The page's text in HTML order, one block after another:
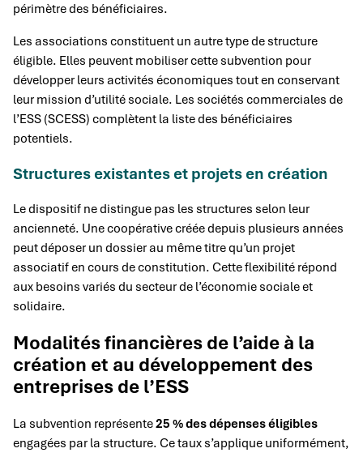
périmètre des bénéficiaires.
Les associations constituent un autre type de structure
éligible. Elles peuvent mobiliser cette subvention pour
développer leurs activités économiques tout en conservant
leur mission d’utilité sociale. Les sociétés commerciales de
l’ESS (SCESS) complètent la liste des bénéficiaires
potentiels.
Structures existantes et projets en création
Le dispositif ne distingue pas les structures selon leur
ancienneté. Une coopérative créée depuis plusieurs années
peut déposer un dossier au même titre qu’un projet
associatif en cours de constitution. Cette flexibilité répond
aux besoins variés du secteur de l’économie sociale et
solidaire.
Modalités financières de l’aide à la
création et au développement des
entreprises de l’ESS
La subvention représente25 % des dépenses éligibles
engagées par la structure. Ce taux s’applique uniformément,